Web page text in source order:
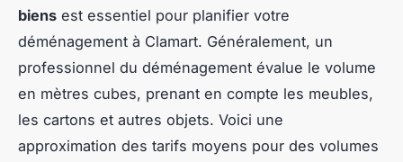
biens est essentiel pour planifier votre
déménagement à Clamart. Généralement, un
professionnel du déménagement évalue le volume
en mètres cubes, prenant en compte les meubles,
les cartons et autres objets. Voici une
approximation des tarifs moyens pour des volumes